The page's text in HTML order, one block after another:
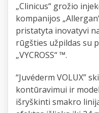
„Clinicus“ grožio
kompanijos
pristatyta inovatyvi
rūgšties užpildas su
„VYCROSS“ ™.
“Juvéderm VOLUX”
kontūravimui ir
išryškinti smakro